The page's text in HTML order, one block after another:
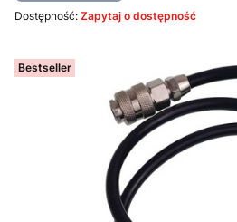
Dostępność: Zapytaj o dostępność
Bestseller